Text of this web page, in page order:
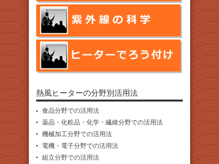
熱風ヒーターの分野別活用法
食品分野での活用法
薬品・化粧品・化学・繊維分野での活用法
機械加工分野での活用法
電機・電子分野での活用法
組立分野での活用法